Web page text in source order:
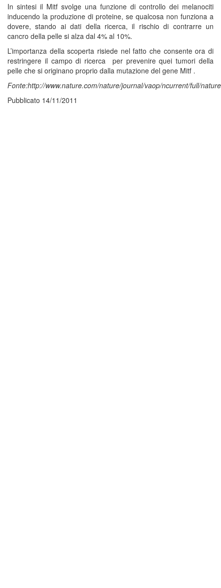
In sintesi il Mitf svolge una funzione di controllo dei melanociti
inducendo la produzione di proteine, se qualcosa non funziona a
dovere, stando ai dati della ricerca, il rischio di contrarre un
cancro della pelle si alza dal 4% al 10%.
L’importanza della scoperta risiede nel fatto che consente ora di
restringere il campo di ricerca per prevenire quei tumori della
pelle che si originano proprio dalla mutazione del gene Mitf .
Fonte:http://www.nature.com/nature/journal/vaop/ncurrent/full/
Pubblicato 14/11/2011